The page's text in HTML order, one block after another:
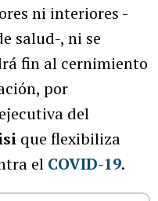
ni interiores -
salud-, ni se
fin al cernimiento
por
del
que flexibiliza
el COVID-19.